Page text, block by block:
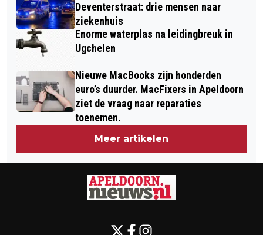
Deventerstraat: drie mensen naar
ziekenhuis
Enorme waterplas na leidingbreuk in
Ugchelen
Nieuwe MacBooks zijn honderden
euro’s duurder. MacFixers in Apeldoorn
ziet de vraag naar reparaties
toenemen.
Meer artikelen